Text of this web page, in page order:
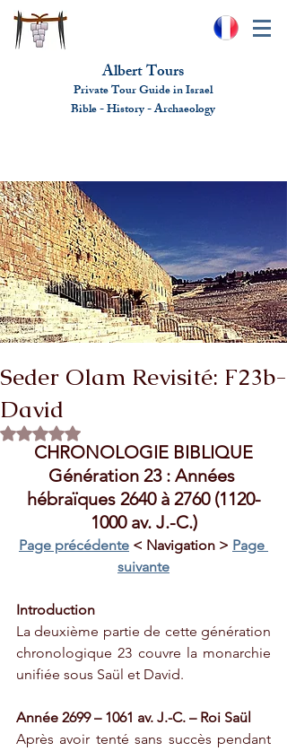
Albert Tours
Private Tour Guide in Israel
Bible - History - Archaeology
Seder Olam Revisité: F23b-
David
Rated NaN out of 5 stars.
CHRONOLOGIE BIBLIQUE
Génération 23 : Années
hébraïques 2640 à 2760 (1120-
1000 av. J.-C.)
Page précédente < Navigation > Page
suivante
Introduction
La deuxième partie de cette génération
chronologique 23 couvre la monarchie
unifiée sous Saül et David.
Année 2699 – 1061 av. J.-C. – Roi Saül
Après avoir tenté sans succès pendant